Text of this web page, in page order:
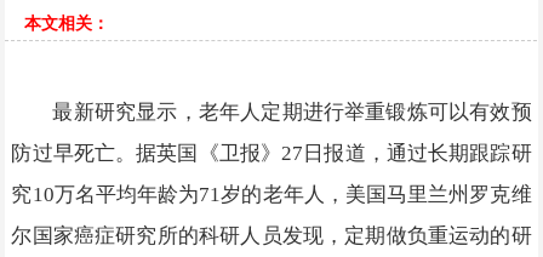
本文相关：
最新研究显示，老年人定期进行举重锻炼可以有效预
防过早死亡。据英国《卫报》27日报道，通过长期跟踪研
究10万名平均年龄为71岁的老年人，美国马里兰州罗克维
尔国家癌症研究所的科研人员发现，定期做负重运动的研